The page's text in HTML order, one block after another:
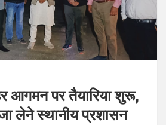
आगमन पर तैयारिया शुरू,
लेने स्थानीय प्रशासन